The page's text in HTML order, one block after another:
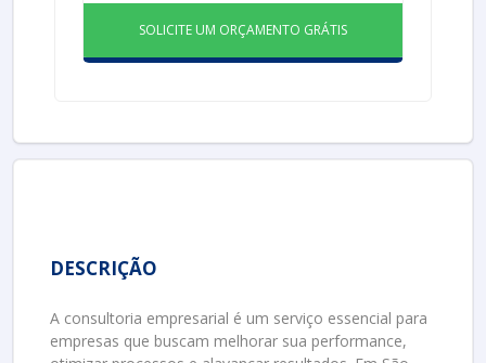
SOLICITE UM ORÇAMENTO GRÁTIS
DESCRIÇÃO
A consultoria empresarial é um serviço essencial para
empresas que buscam melhorar sua performance,